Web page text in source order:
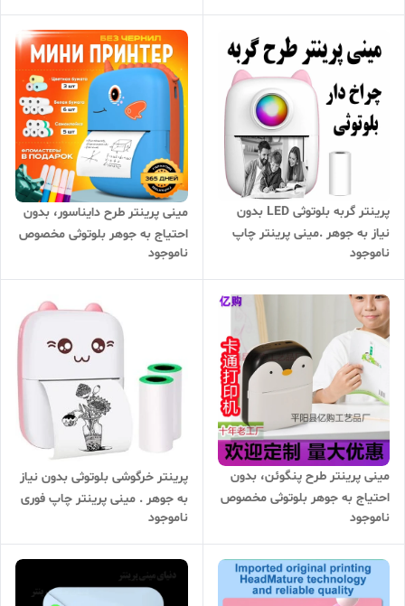
اموزان
پرینتر گربه بلوتوثی LED بدون
نیاز به جوهر .مینی پرینتر چاپ
فوری
ناموجود
مینی پرینتر طرح دایناسور، بدون
احتیاج به جوهر بلوتوثی مخصوص
هدیه
ناموجود
مینی پرینتر طرح پنگوئن، بدون
احتیاج به جوهر بلوتوثی مخصوص
هدیه
ناموجود
پرینتر خرگوشی بلوتوثی بدون نیاز
به جوهر . مینی پرینتر چاپ فوری
ناموجود